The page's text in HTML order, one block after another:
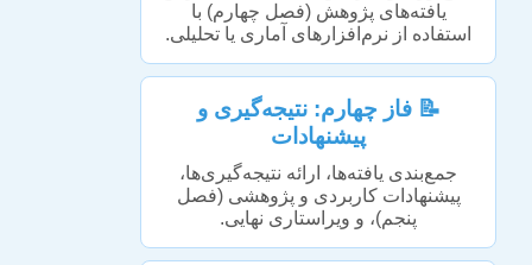
یافته‌های پژوهش (فصل چهارم) با
استفاده از نرم‌افزارهای آماری یا تحلیلی.
📝 فاز چهارم: نتیجه‌گیری و
پیشنهادات
جمع‌بندی یافته‌ها، ارائه نتیجه‌گیری‌ها،
پیشنهادات کاربردی و پژوهشی (فصل
پنجم)، و ویراستاری نهایی.